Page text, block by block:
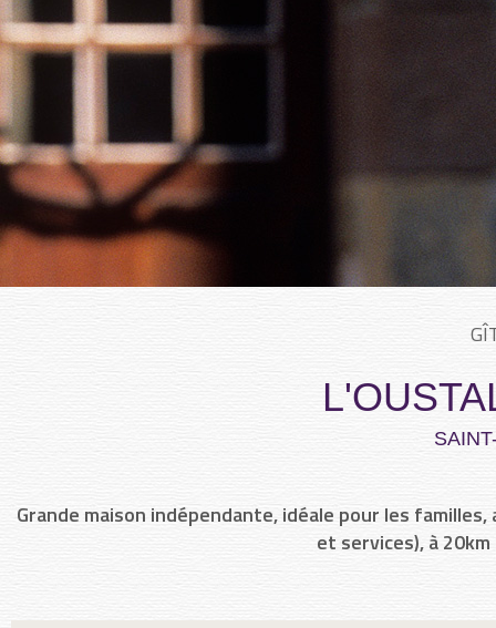
Grande maison indépendante, idéale pour les
et services), à